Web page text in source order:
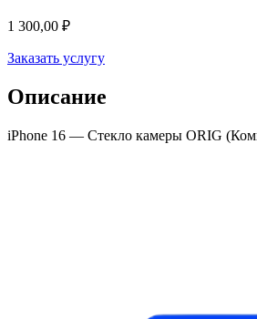
1 300,00 ₽
Заказать услугу
Описание
iPhone 16 — Стекло камеры ORIG